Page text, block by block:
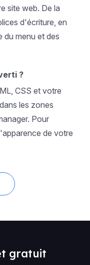
site web. De la
d'écriture, en
du menu et des
?
CSS et votre
les zones
Pour
de votre
gratuit